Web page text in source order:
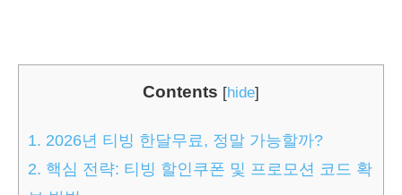
Contents [hide]
1. 2026년 티빙 한달무료, 정말 가능할까?
2. 핵심 전략: 티빙 할인쿠폰 및 프로모션 코드 확